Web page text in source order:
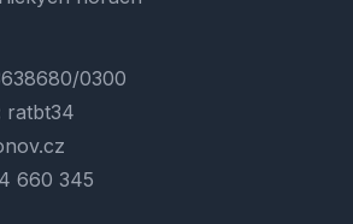
0300
ratbt34
660 345